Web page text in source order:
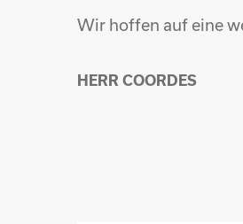
Wir hoffen auf eine
HERR COORDES